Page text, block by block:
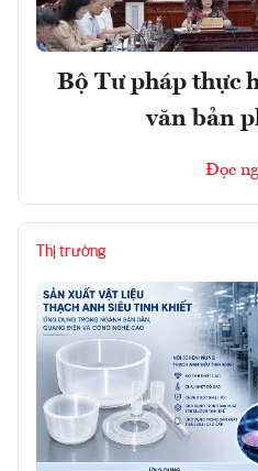
Bộ Tư pháp thực
văn bản
Đọc
Thị trường